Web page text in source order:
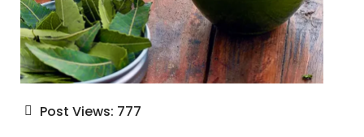
Post Views: 777